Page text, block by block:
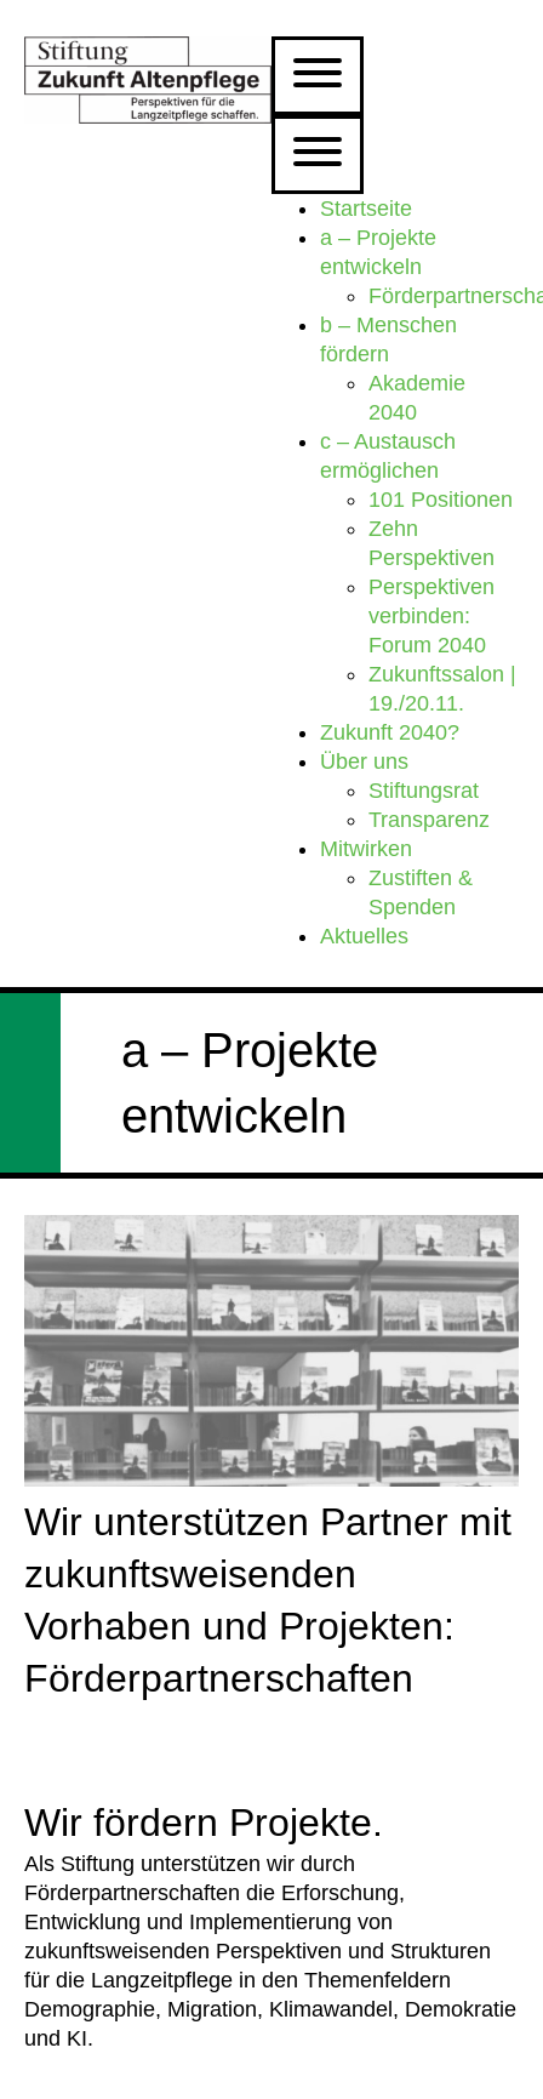
Startseite
a – Projekte
entwickeln
b – Menschen
fördern
Akademie
2040
c – Austausch
ermöglichen
101 Positionen
Zehn
Perspektiven
Perspektiven
verbinden:
Forum 2040
Zukunftssalon |
19./20.11.
Zukunft 2040?
Über uns
Stiftungsrat
Transparenz
Mitwirken
Zustiften &
Spenden
Aktuelles
a – Projekte
entwickeln
Wir unterstützen Partner mit
zukunftsweisenden
Vorhaben und Projekten:
Förderpartnerschaften
Wir fördern Projekte.
Als Stiftung unterstützen wir durch
Förderpartnerschaften die Erforschung,
Entwicklung und Implementierung von
zukunftsweisenden Perspektiven und Strukturen
für die Langzeitpflege in den Themenfeldern
Demographie, Migration, Klimawandel, Demokratie
und KI.